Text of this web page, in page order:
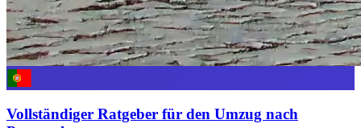
Vollständiger Ratgeber für den Umzug nach